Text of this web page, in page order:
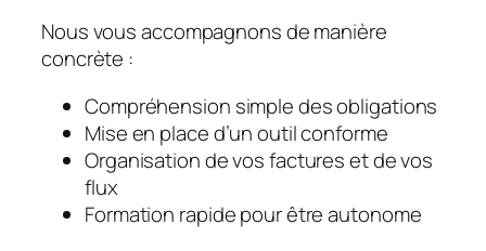
Nous vous accompagnons de manière
concrète :
Compréhension simple des obligations
Mise en place d’un outil conforme
Organisation de vos factures et de vos
flux
Formation rapide pour être autonome